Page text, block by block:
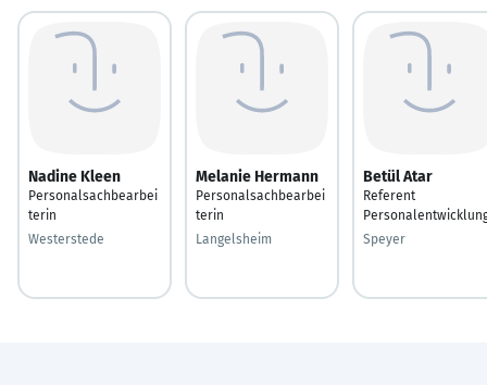
Nadine Kleen
Personalsachbearbei
terin
Westerstede
Melanie Hermann
Personalsachbearbei
terin
Langelsheim
Betül Atar
Referent
Speyer